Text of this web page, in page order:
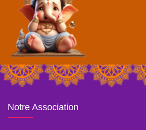
Notre Association